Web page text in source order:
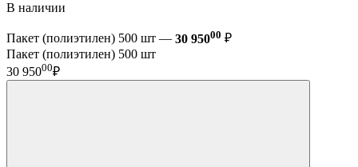
В наличии
Пакет (полиэтилен) 500 шт — 30 95000 ₽
Пакет (полиэтилен) 500 шт
30 95000₽